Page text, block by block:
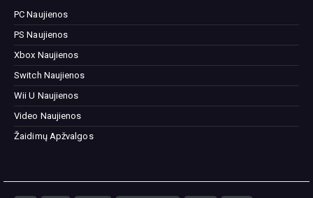
PC Naujienos
PS Naujienos
Xbox Naujienos
Switch Naujienos
Wii U Naujienos
Video Naujienos
Žaidimų Apžvalgos